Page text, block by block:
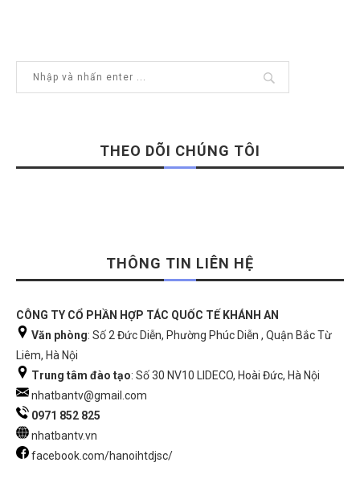
THEO DÕI CHÚNG TÔI
THÔNG TIN LIÊN HỆ
CÔNG TY CỔ PHẦN HỢP TÁC QUỐC TẾ KHÁNH AN
Văn phòng: Số 2 Đức Diễn, Phường Phúc Diễn , Quận Bắc Từ
Liêm, Hà Nội
Trung tâm đào tạo: Số 30 NV10 LIDECO, Hoài Đức, Hà Nội
nhatbantv@gmail.com
0971 852 825
nhatbantv.vn
facebook.com/hanoihtdjsc/